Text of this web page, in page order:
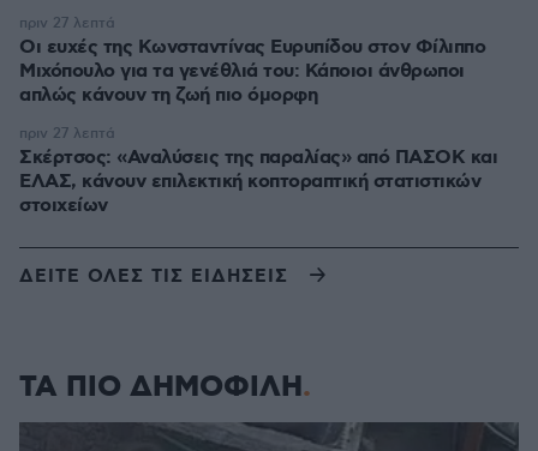
Οι ευχές της Κωνσταντίνας Ευρυπίδου στον Φίλιππο
Μιχόπουλο για τα γενέθλιά του: Κάποιοι άνθρωποι
απλώς κάνουν τη ζωή πιο όμορφη
πριν 27 λεπτά
Σκέρτσος: «Αναλύσεις της παραλίας» από ΠΑΣΟΚ και
ΕΛΑΣ, κάνουν επιλεκτική κοπτοραπτική στατιστικών
στοιχείων
πριν 27 λεπτά
ΔΕΙΤΕ ΟΛΕΣ ΤΙΣ ΕΙΔΗΣΕΙΣ
ΤΑ ΠΙΟ ΔΗΜΟΦΙΛΗ